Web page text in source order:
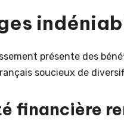
présente des
soucieux de
financière